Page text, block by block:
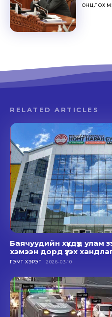
ОНЦЛОХ
RELATED ARTICLES
Баячуудийн хүүхдүүд
хэмээн дорд үзэх
ГЭМТ ХЭРЭГ 2026-03-10